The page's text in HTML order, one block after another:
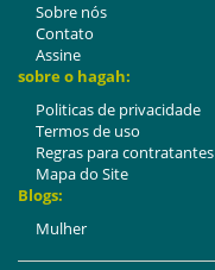
Sobre nós
Contato
Assine
sobre o hagah:
Politicas de privacidade
Termos de uso
Regras para contratantes
Mapa do Site
Blogs:
Mulher